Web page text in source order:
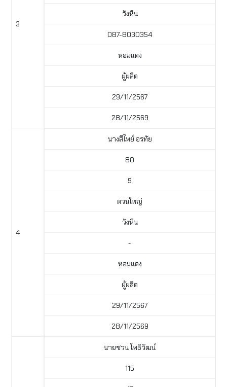
3
วังหิน
087-8030354
หอมแดง
ผู้ผลิต
29/11/2567
28/11/2569
4
นางสีไพย์ อรทัย
80
9
ดวนใหญ่
วังหิน
-
หอมแดง
ผู้ผลิต
29/11/2567
28/11/2569
นายชวน โพธิวัฒน์
115